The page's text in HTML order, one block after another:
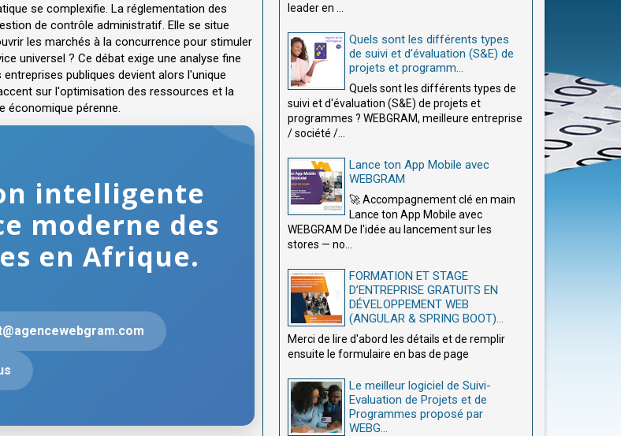
se complexifie. La réglementation des
de contrôle administratif. Elle se situe
les marchés à la concurrence pour stimuler
universel ? Ce débat exige une analyse fine
publiques devient alors l'unique
sur l'optimisation des ressources et la
économique pérenne.
intelligente
moderne des
en Afrique.
leader en ...
Quels sont les différents types
de suivi et d'évaluation (S&E) de
projets et programm...
Quels sont les différents types de
suivi et d'évaluation (S&E) de projets et
programmes ? WEBGRAM, meilleure entreprise
/ société /...
Lance ton App Mobile avec
WEBGRAM
🚀 Accompagnement clé en main
Lance ton App Mobile avec
WEBGRAM De l'idée au lancement sur les
stores — no...
FORMATION ET STAGE
D’ENTREPRISE GRATUITS EN
DÉVELOPPEMENT WEB
(ANGULAR & SPRING BOOT)...
Merci de lire d'abord les détails et de remplir
ensuite le formulaire en bas de page
Le meilleur logiciel de Suivi-
Evaluation de Projets et de
Programmes proposé par
WEBG...